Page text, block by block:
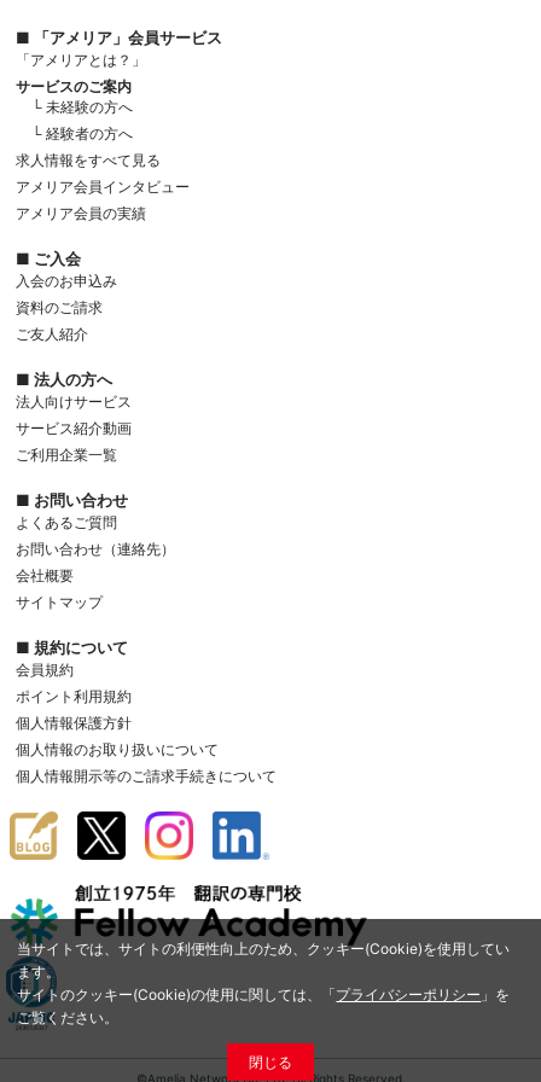
当サイトでは、サイトの利便性向上のため、クッキー(Cookie)を使用してい
ます。
サイトのクッキー(Cookie)の使用に関しては、「プライバシーポリシー 」を
ご覧ください。
閉じる
■ 「アメリア」会員サービス
「アメリアとは？」
サービスのご案内
└ 未経験の方へ
└ 経験者の方へ
求人情報をすべて見る
アメリア会員インタビュー
アメリア会員の実績
■ ご入会
入会のお申込み
資料のご請求
ご友人紹介
■ 法人の方へ
法人向けサービス
サービス紹介動画
ご利用企業一覧
■ お問い合わせ
よくあるご質問
お問い合わせ（連絡先）
会社概要
サイトマップ
■ 規約について
会員規約
ポイント利用規約
個人情報保護方針
個人情報のお取り扱いについて
個人情報開示等のご請求手続きについて
©Amelia Network Co.,Ltd. All Rights Reserved.